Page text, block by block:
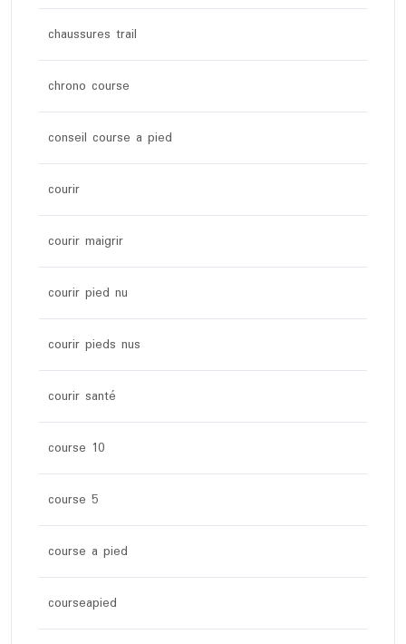
chaussures trail
chrono course
conseil course a pied
courir
courir maigrir
courir pied nu
courir pieds nus
courir santé
course 10
course 5
course a pied
courseapied